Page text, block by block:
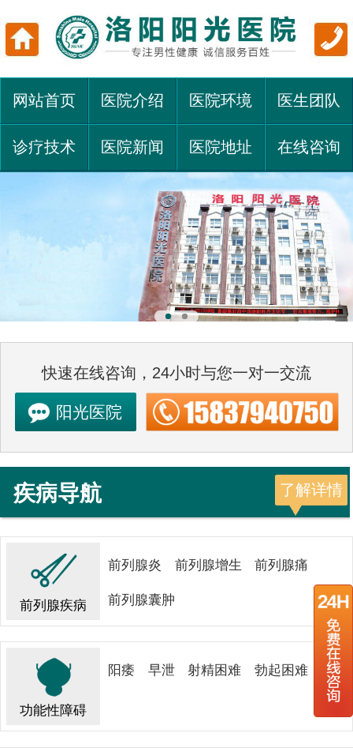
网站首页 医院介绍 医院环境 医生团队
诊疗技术 医院新闻 医院地址 在线咨询
快速在线咨询，24小时与您一对一交流
阳光医院
了解详情
疾病导航
前列腺疾病
前列腺炎 前列腺增生 前列腺痛
前列腺囊肿
功能性障碍
阳痿 早泄 射精困难 勃起困难